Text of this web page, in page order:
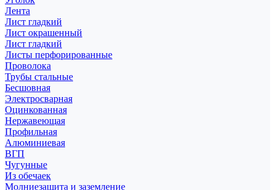
Лента
Лист гладкий
Лист окрашенный
Лист гладкий
Листы перфорированные
Проволока
Трубы стальные
Бесшовная
Электросварная
Оцинкованная
Нержавеющая
Профильная
Алюминиевая
ВГП
Чугунные
Из обечаек
Молниезащита и заземление